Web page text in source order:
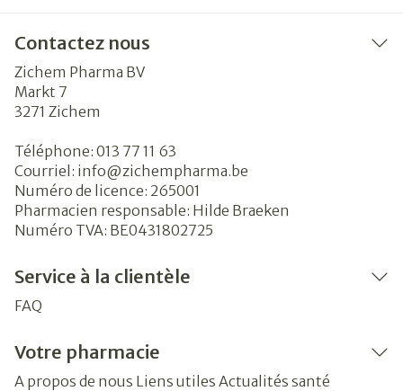
Contactez nous
Zichem Pharma BV
Markt 7
3271 Zichem
Téléphone: 013 77 11 63
Courriel: info@zichempharma.be
Numéro de licence: 265001
Pharmacien responsable: Hilde Braeken
Numéro TVA: BE0431802725
Service à la clientèle
FAQ
Votre pharmacie
A propos de nous Liens utiles Actualités santé